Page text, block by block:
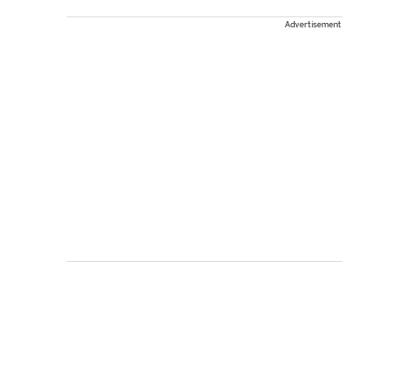
Advertisement